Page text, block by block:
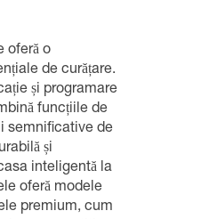
oferă o
de curățare.
și programare
funcțiile de
semnificative de
și
inteligentă la
oferă modele
premium, cum